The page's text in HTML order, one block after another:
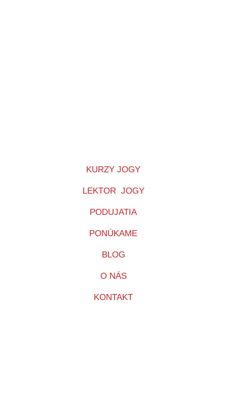
KURZY JOGY
LEKTOR JOGY
PODUJATIA
PONÚKAME
BLOG
O NÁS
KONTAKT